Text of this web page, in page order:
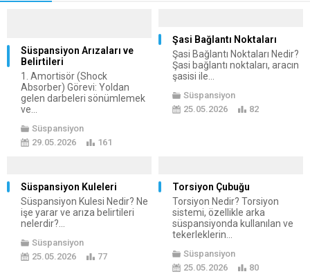
Süspansiyon Arızaları ve
Belirtileri
1. Amortisör (Shock
Absorber) Görevi: Yoldan
gelen darbeleri sönümlemek
ve...
Süspansiyon
29.05.2026
161
Şasi Bağlantı Noktaları
Şasi Bağlantı Noktaları Nedir?
Şasi bağlantı noktaları, aracın
şasisi ile...
Süspansiyon
25.05.2026
82
Süspansiyon Kuleleri
Süspansiyon Kulesi Nedir? Ne
işe yarar ve arıza belirtileri
nelerdir?...
Süspansiyon
25.05.2026
77
Torsiyon Çubuğu
Torsiyon Nedir? Torsiyon
sistemi, özellikle arka
süspansiyonda kullanılan ve
tekerleklerin...
Süspansiyon
25.05.2026
80